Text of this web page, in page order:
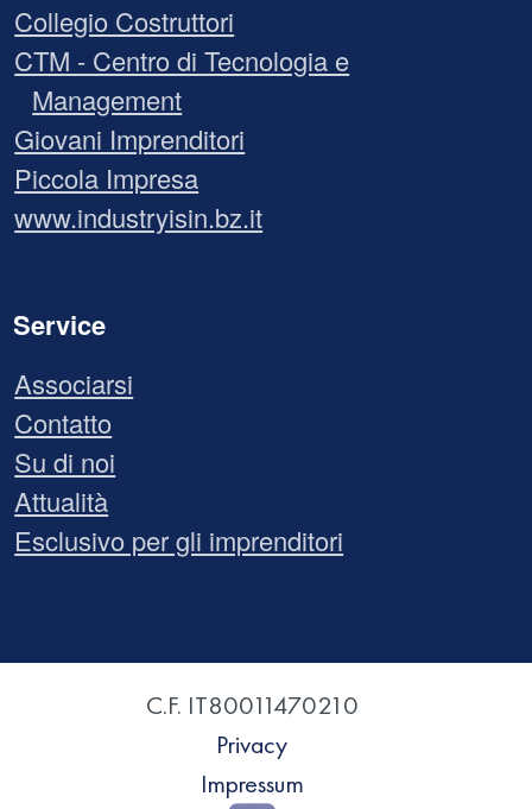
Collegio Costruttori
CTM - Centro di Tecnologia e
Management
Giovani Imprenditori
Piccola Impresa
www.industryisin.bz.it
Service
Associarsi
Contatto
Su di noi
Attualità
Esclusivo per gli imprenditori
C.F. IT80011470210
Privacy
Impressum